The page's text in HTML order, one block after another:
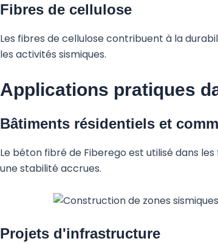
Fibres de cellulose
Les fibres de cellulose contribuent à la
les activités sismiques.
Applications pratiques
Bâtiments résidentiels et
Le béton fibré de Fiberego est utilisé dans
une stabilité accrues.
Projets d'infrastructure